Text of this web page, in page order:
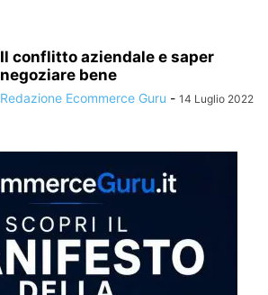
Il conflitto aziendale e saper
negoziare bene
Redazione Ecommerce Guru - 14 Luglio 2022